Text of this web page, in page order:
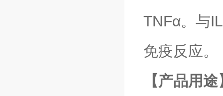
TNFα。与
免疫反应。
【产品用